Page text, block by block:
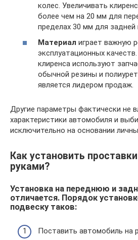
колес. Увеличивать
более чем на 20 мм для
пределах 30 мм для задней
Материал играет важную
эксплуатационных
клиренса используют
обычной резины и
является лидером продаж.
Другие параметры фактически не
характеристики автомобиля и
исключительно на основании
Как установить
руками?
Установка на переднюю и
отличается. Порядок
подвеску таков:
Поставить автомобиль на